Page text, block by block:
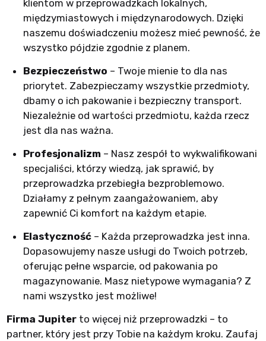
klientom w przeprowadzkach lokalnych,
międzymiastowych i międzynarodowych. Dzięki
naszemu doświadczeniu możesz mieć pewność, że
wszystko pójdzie zgodnie z planem.
Bezpieczeństwo – Twoje mienie to dla nas
priorytet. Zabezpieczamy wszystkie przedmioty,
dbamy o ich pakowanie i bezpieczny transport.
Niezależnie od wartości przedmiotu, każda rzecz
jest dla nas ważna.
Profesjonalizm – Nasz zespół to wykwalifikowani
specjaliści, którzy wiedzą, jak sprawić, by
przeprowadzka przebiegła bezproblemowo.
Działamy z pełnym zaangażowaniem, aby
zapewnić Ci komfort na każdym etapie.
Elastyczność– Każda przeprowadzka jest inna.
Dopasowujemy nasze usługi do Twoich potrzeb,
oferując pełne wsparcie, od pakowania po
magazynowanie. Masz nietypowe wymagania? Z
nami wszystko jest możliwe!
Firma Jupiterto więcej niż przeprowadzki – to
partner, który jest przy Tobie na każdym kroku. Zaufaj